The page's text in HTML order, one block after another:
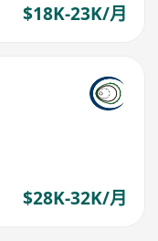
$18K-23K/月
$28K-32K/月